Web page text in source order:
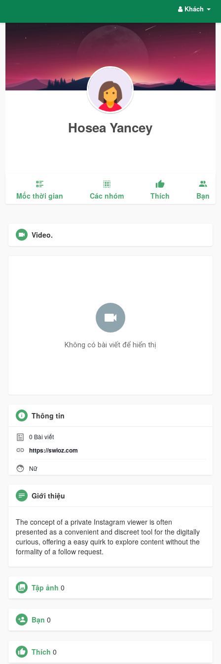
Khách
Hosea Yancey
Mốc thời gian Các nhóm Thích Bạn
Video.
Không có bài viết để hiển thị
Thông tin
0 Bài viết
https://swioz.com
Nữ
Giới thiệu
The concept of a private Instagram viewer is often
presented as a convenient and discreet tool for the digitally
curious, offering a easy quirk to explore content without the
formality of a follow request.
Tập ảnh 0
Bạn 0
Thích 0